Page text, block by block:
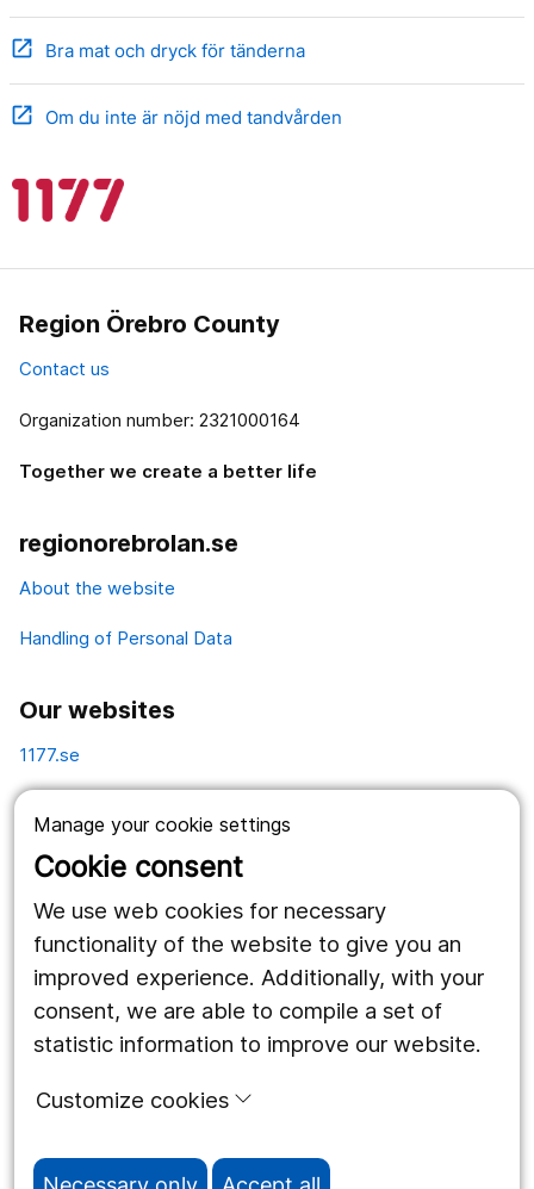
Manage your cookie settings
Cookie consent
We use web cookies for necessary
functionality of the website to give you an
improved experience. Additionally, with your
consent, we are able to compile a set of
statistic information to improve our website.
Customize cookies
open_in_new Bra mat och dryck för tänderna
open_in_new Om du inte är nöjd med tandvården
Region Örebro County
Contact us
Organization number: 2321000164
Together we create a better life
regionorebrolan.se
About the website
Handling of Personal Data
Our websites
1177.se
Vårdgivare
Utveckling
Follow us
Facebook